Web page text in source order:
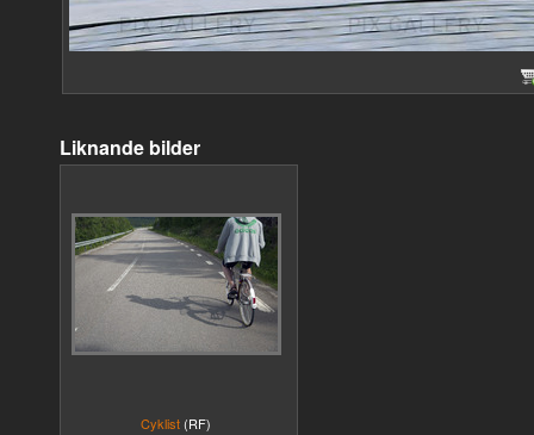
Liknande bilder
Cyklist (RF)